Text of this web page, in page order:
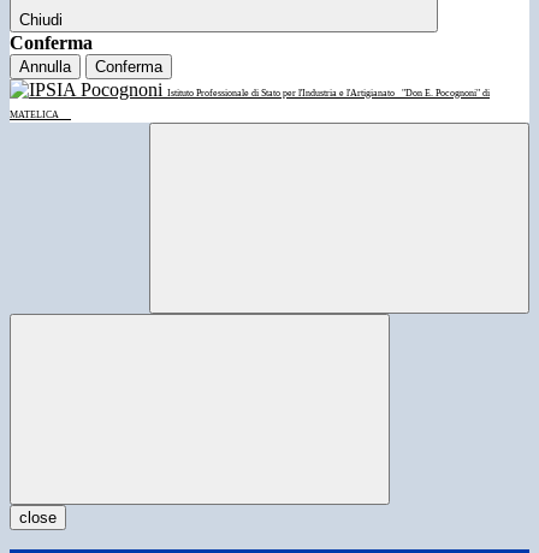
Chiudi
Conferma
Annulla Conferma
Istituto Professionale di Stato per l'Industria e l'Artigianato
"Don E. Pocognoni" di
MATELICA
close